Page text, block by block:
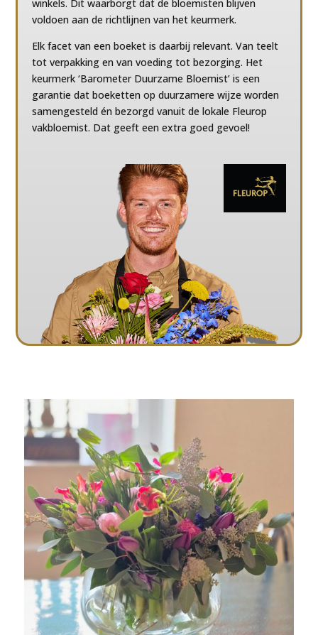
winkels. Dit waarborgt dat de bloemisten blijven
voldoen aan de richtlijnen van het keurmerk.
Elk facet van een boeket is daarbij relevant. Van teelt
tot verpakking en van voeding tot bezorging. Het
keurmerk ‘Barometer Duurzame Bloemist’ is een
garantie dat boeketten op duurzamere wijze worden
samengesteld én bezorgd vanuit de lokale Fleurop
vakbloemist. Dat geeft een extra goed gevoel!